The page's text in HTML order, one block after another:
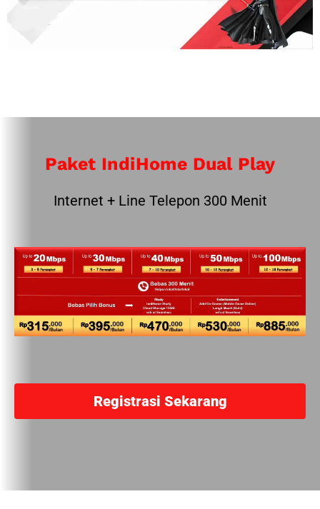
Paket IndiHome Dual Play
Internet + Line Telepon 300 Menit
Registrasi Sekarang